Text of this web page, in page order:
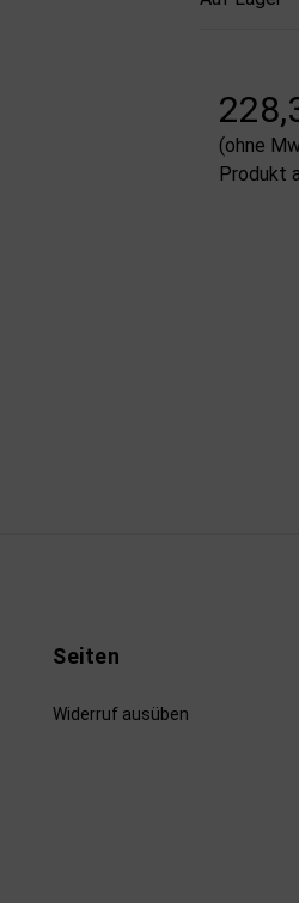
(ohne
Produkt
Seiten
Widerruf ausüben